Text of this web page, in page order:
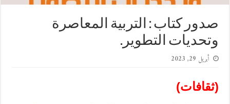
صدور كتاب : التربية المعاصرة
وتحديات التطوير.
أبريل 29, 2023
(ثقافات)